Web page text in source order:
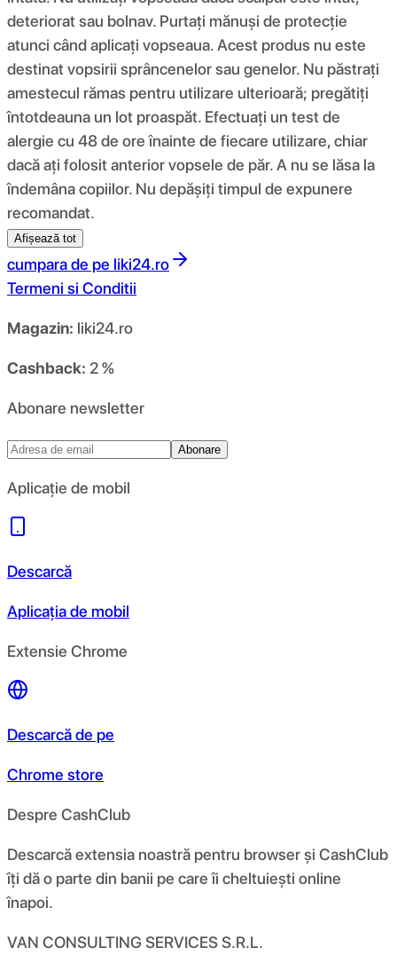
deteriorat sau bolnav. Purtați mănuși de protecție
atunci când aplicați vopseaua. Acest produs nu este
destinat vopsirii sprâncenelor sau genelor. Nu păstrați
amestecul rămas pentru utilizare ulterioară; pregătiți
întotdeauna un lot proaspăt. Efectuați un test de
alergie cu 48 de ore înainte de fiecare utilizare, chiar
dacă ați folosit anterior vopsele de păr. A nu se lăsa la
îndemâna copiilor. Nu depășiți timpul de expunere
recomandat.
Afișează tot
cumpara de pe liki24.ro
Termeni si Conditii
Magazin: liki24.ro
Cashback: 2 %
Abonare newsletter
Abonare
Aplicație de mobil
Descarcă
Aplicația de mobil
Extensie Chrome
Descarcă de pe
Chrome store
Despre CashClub
Descarcă extensia noastră pentru browser și CashClub
îți dă o parte din banii pe care îi cheltuiești online
înapoi.
VAN CONSULTING SERVICES S.R.L.